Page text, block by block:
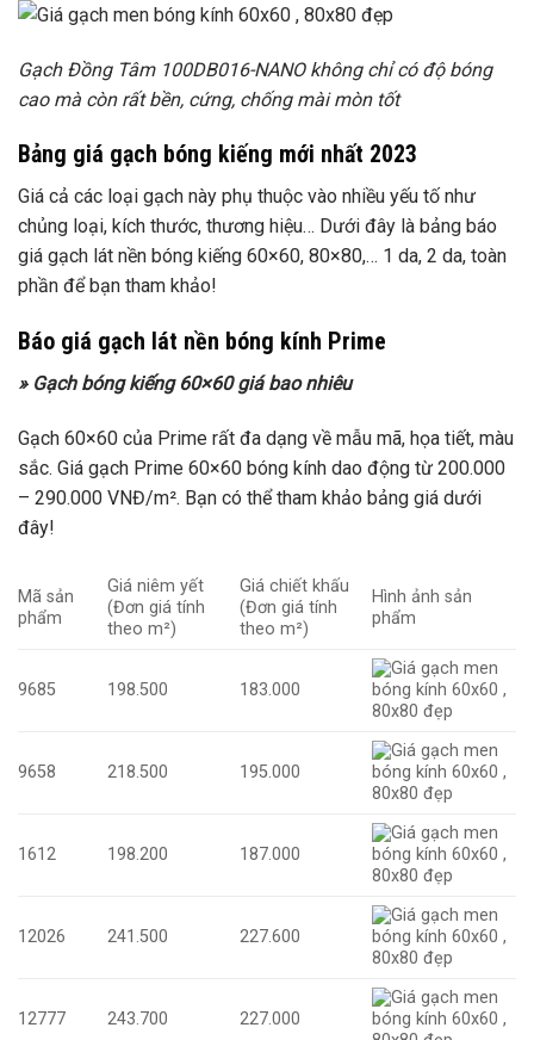
Gạch Đồng Tâm 100DB016-NANO không chỉ có độ bóng
cao mà còn rất bền, cứng, chống mài mòn tốt
Bảng giá gạch bóng kiếng mới nhất 2023
Giá cả các loại gạch này phụ thuộc vào nhiều yếu tố như
chủng loại, kích thước, thương hiệu… Dưới đây là bảng báo
giá gạch lát nền bóng kiếng 60×60, 80×80,… 1 da, 2 da, toàn
phần để bạn tham khảo!
Báo giá gạch lát nền bóng kính Prime
» Gạch bóng kiếng 60×60 giá bao nhiêu
Gạch 60×60 của Prime rất đa dạng về mẫu mã, họa tiết, màu
sắc. Giá gạch Prime 60×60 bóng kính dao động từ 200.000
– 290.000 VNĐ/m². Bạn có thể tham khảo bảng giá dưới
đây!
Mã sản
phẩm
Giá niêm yết
(Đơn giá tính
theo m²)
Giá chiết khấu
(Đơn giá tính
theo m²)
Hình ảnh sản
phẩm
9685 198.500 183.000
9658 218.500 195.000
1612 198.200 187.000
12026 241.500 227.600
12777 243.700 227.000